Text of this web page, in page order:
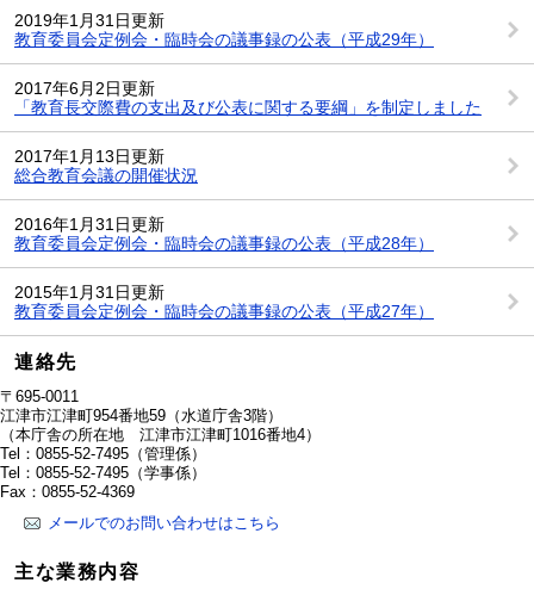
2019年1月31日更新
教育委員会定例会・臨時会の議事録の公表（平成29年）
2017年6月2日更新
「教育長交際費の支出及び公表に関する要綱」を制定しました
2017年1月13日更新
総合教育会議の開催状況
2016年1月31日更新
教育委員会定例会・臨時会の議事録の公表（平成28年）
2015年1月31日更新
教育委員会定例会・臨時会の議事録の公表（平成27年）
連絡先
〒695-0011
江津市江津町954番地59（水道庁舎3階）
（本庁舎の所在地 江津市江津町1016番地4）
Tel：0855-52-7495 （管理係）
Tel：0855-52-7495 （学事係）
Fax：0855-52-4369
メールでのお問い合わせはこちら
主な業務内容